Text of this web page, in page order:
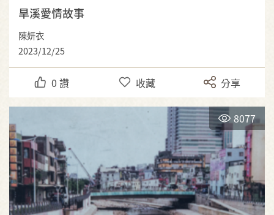
旱溪愛情故事
陳妍衣
2023/12/25
0 讚 收藏 分享
8077